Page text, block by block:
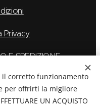
Privacy
E SPEDIZIONE
il corretto funzionamento
per offrirti la migliore
UN ACQUISTO